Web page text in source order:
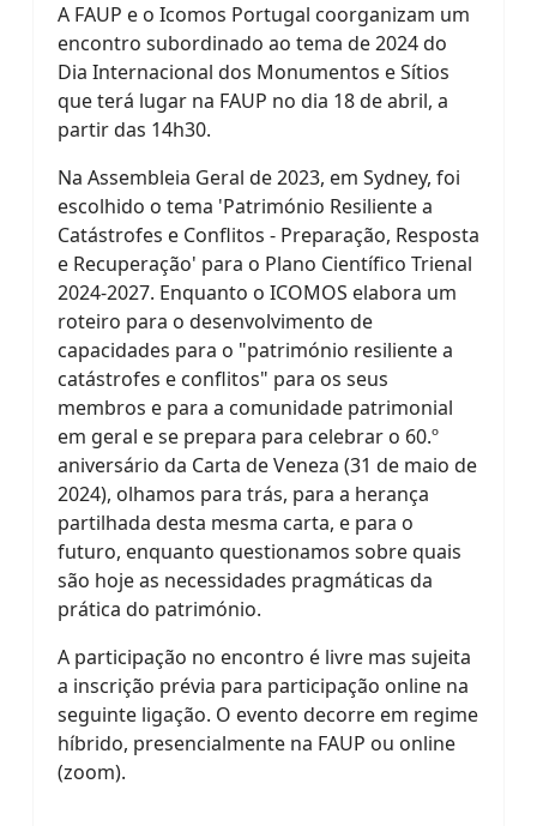
A FAUP e o Icomos Portugal coorganizam um
encontro subordinado ao tema de 2024 do
Dia Internacional dos Monumentos e Sítios
que terá lugar na FAUP no dia 18 de abril, a
partir das 14h30.
Na Assembleia Geral de 2023, em Sydney, foi
escolhido o tema 'Património Resiliente a
Catástrofes e Conflitos - Preparação, Resposta
e Recuperação' para o Plano Científico Trienal
2024-2027. Enquanto o ICOMOS elabora um
roteiro para o desenvolvimento de
capacidades para o "património resiliente a
catástrofes e conflitos" para os seus
membros e para a comunidade patrimonial
em geral e se prepara para celebrar o 60.º
aniversário da Carta de Veneza (31 de maio de
2024), olhamos para trás, para a herança
partilhada desta mesma carta, e para o
futuro, enquanto questionamos sobre quais
são hoje as necessidades pragmáticas da
prática do património.
A participação no encontro é livre mas sujeita
a inscrição prévia para participação online na
seguinte ligação. O evento decorre em regime
híbrido, presencialmente na FAUP ou online
(zoom).